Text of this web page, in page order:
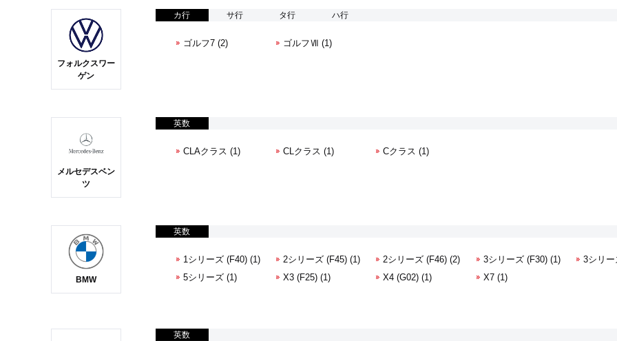
フォルクスワー
ゲン
カ行 サ行 タ行 ハ行
ゴルフ7 (2) ゴルフⅦ (1)
メルセデスベン
ツ
英数
CLAクラス (1) CLクラス (1) Cクラス (1)
BMW
英数
1シリーズ (F40) (1) 2シリーズ (F45) (1) 2シリーズ (F46) (2) 3シリーズ (F30) (1)
3シリー
5シリーズ (1)
X3 (F25) (1) X4 (G02) (1) X7 (1)
英数